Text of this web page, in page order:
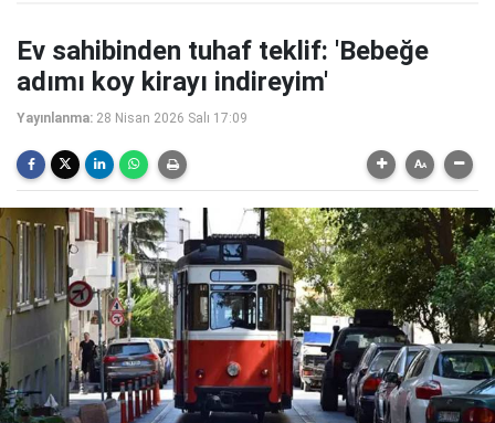
Ev sahibinden tuhaf teklif: 'Bebeğe
adımı koy kirayı indireyim'
Yayınlanma: 28 Nisan 2026 Salı 17:09